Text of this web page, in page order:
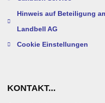
Hinweis auf Beteiligung
Landbell AG
Cookie Einstellungen
KONTAKT...